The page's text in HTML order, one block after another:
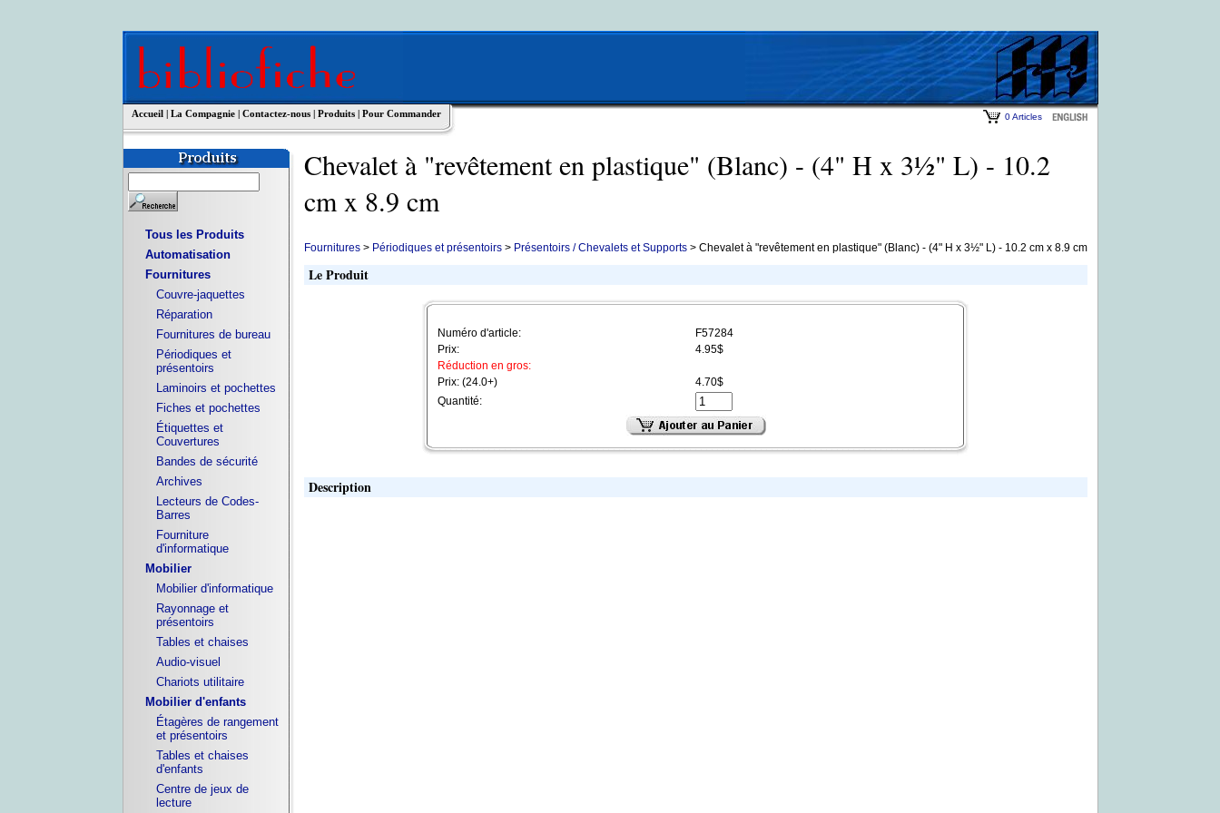
Accueil | La Compagnie | Contactez-nous | Produits | Pour Commander 0 Articles
Tous les Produits
Automatisation
Fournitures
Couvre-jaquettes
Réparation
Fournitures de bureau
Périodiques et
présentoirs
Laminoirs et pochettes
Fiches et pochettes
Étiquettes et
Couvertures
Bandes de sécurité
Archives
Lecteurs de Codes-
Barres
Fourniture
d'informatique
Mobilier
Mobilier d'informatique
Rayonnage et
présentoirs
Tables et chaises
Audio-visuel
Chariots utilitaire
Mobilier d'enfants
Étagères de rangement
et présentoirs
Tables et chaises
d'enfants
Centre de jeux de
lecture
Chevalet à "revêtement en plastique" (Blanc) - (4" H x 3½" L) - 10.2
cm x 8.9 cm
Fournitures > Périodiques et présentoirs> Présentoirs / Chevalets et Supports> Chevalet à "revêtement en plastique" (Blanc) - (4" H x 3½" L) - 10.2 cm x 8.9 cm
Le Produit
Numéro d'article:
F57284
Prix:
4.95$
Réduction en gros:
Prix: (24.0+)
4.70$
Quantité:
Description